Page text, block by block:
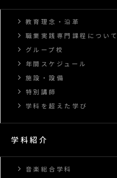
教育理念・沿革
職業実践専門課程について
グループ校
年間スケジュール
施設・設備
特別講師
学科を超えた学び
学科紹介
音楽総合学科